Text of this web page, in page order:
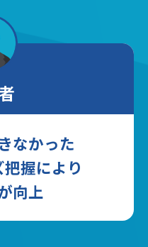
なかった
握により
向上